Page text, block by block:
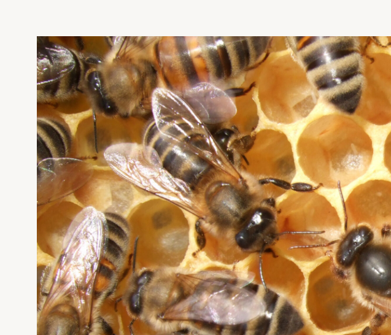
Norges Birøkterlags standpunkt
STARTE MED BIER
Ofte stilte spørsmål
Sjekkliste for kjøp og salg av bier
Kan jeg importere bier?
Økologisk birøkt
MIN SIDE
Vi har skiftet medlemssystem!
Gå til rubic.no
Usikker på hvordan du logger inn,
klikk her